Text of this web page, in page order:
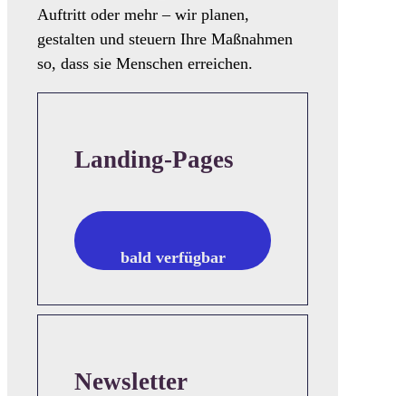
Auftritt oder mehr – wir planen,
gestalten und steuern Ihre Maßnahmen
so, dass sie Menschen erreichen.
Landing-Pages
bald verfügbar
Newsletter